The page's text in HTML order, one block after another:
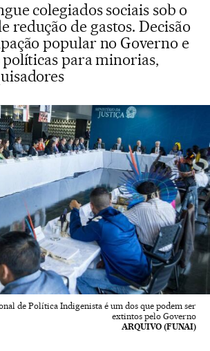
colegiados sociais sob o
redução de gastos. Decisão
popular no Governo e
para minorias,
de Política Indigenista é um dos que podem ser
extintos pelo Governo
ARQUIVO (FUNAI)